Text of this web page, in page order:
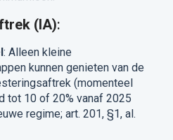
(IA):
: Alleen kleine
kunnen genieten van de
(momenteel
tot 10 of 20% vanaf 2025
regime; art. 201, §1, al.